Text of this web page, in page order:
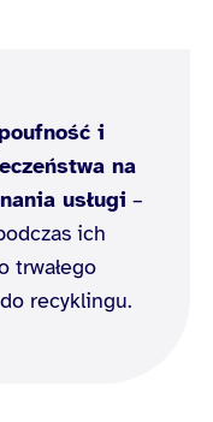
i
na
usługi –
ich
trwałego
recyklingu.